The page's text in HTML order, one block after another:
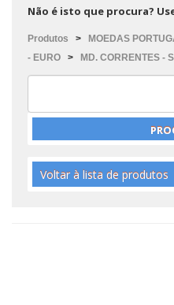
Não é isto que procura?
Produtos > MOEDAS
- EURO > MD. CORRENTES -
Voltar à lista de produtos